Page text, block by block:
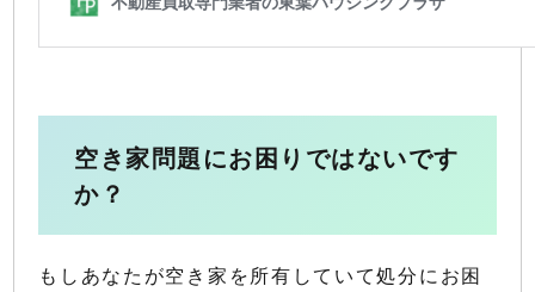
空き家問題にお困りではないです
か？
もしあなたが空き家を所有していて処分にお困